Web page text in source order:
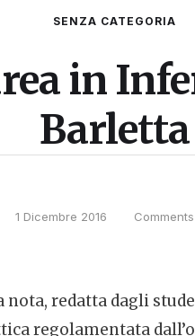
SENZA CATEGORIA
in
Barletta
1 Dicembre 2016
redatta dagli
regolamentata